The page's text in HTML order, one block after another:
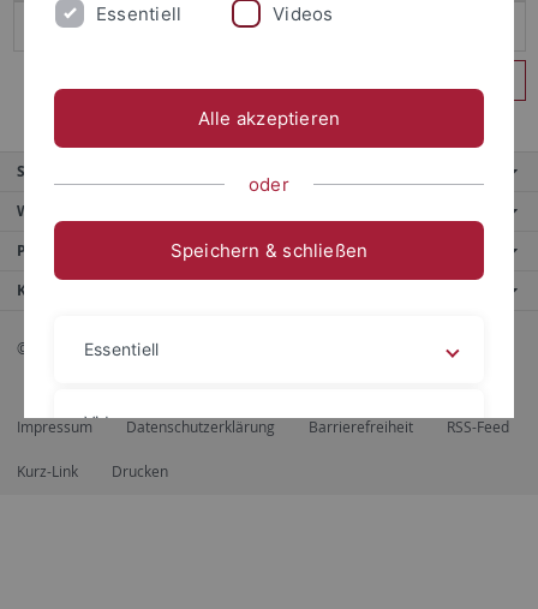
Service
Weitere Angebote
Portale
Kontaktinfo
© 2026 Eberhard Karls Universität Tübingen, Tübingen
Impressum Datenschutzerklärung Barrierefreiheit RSS-Feed
Kurz-Link Drucken
Essentiell Videos
Alle akzeptieren
oder
Speichern & schließen
Essentiell
Videos